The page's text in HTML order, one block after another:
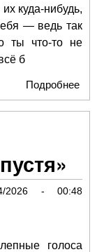
куда-нибудь,
— ведь так
ты что-то не
б
Подробнее
о
2026 - 00:48
голоса